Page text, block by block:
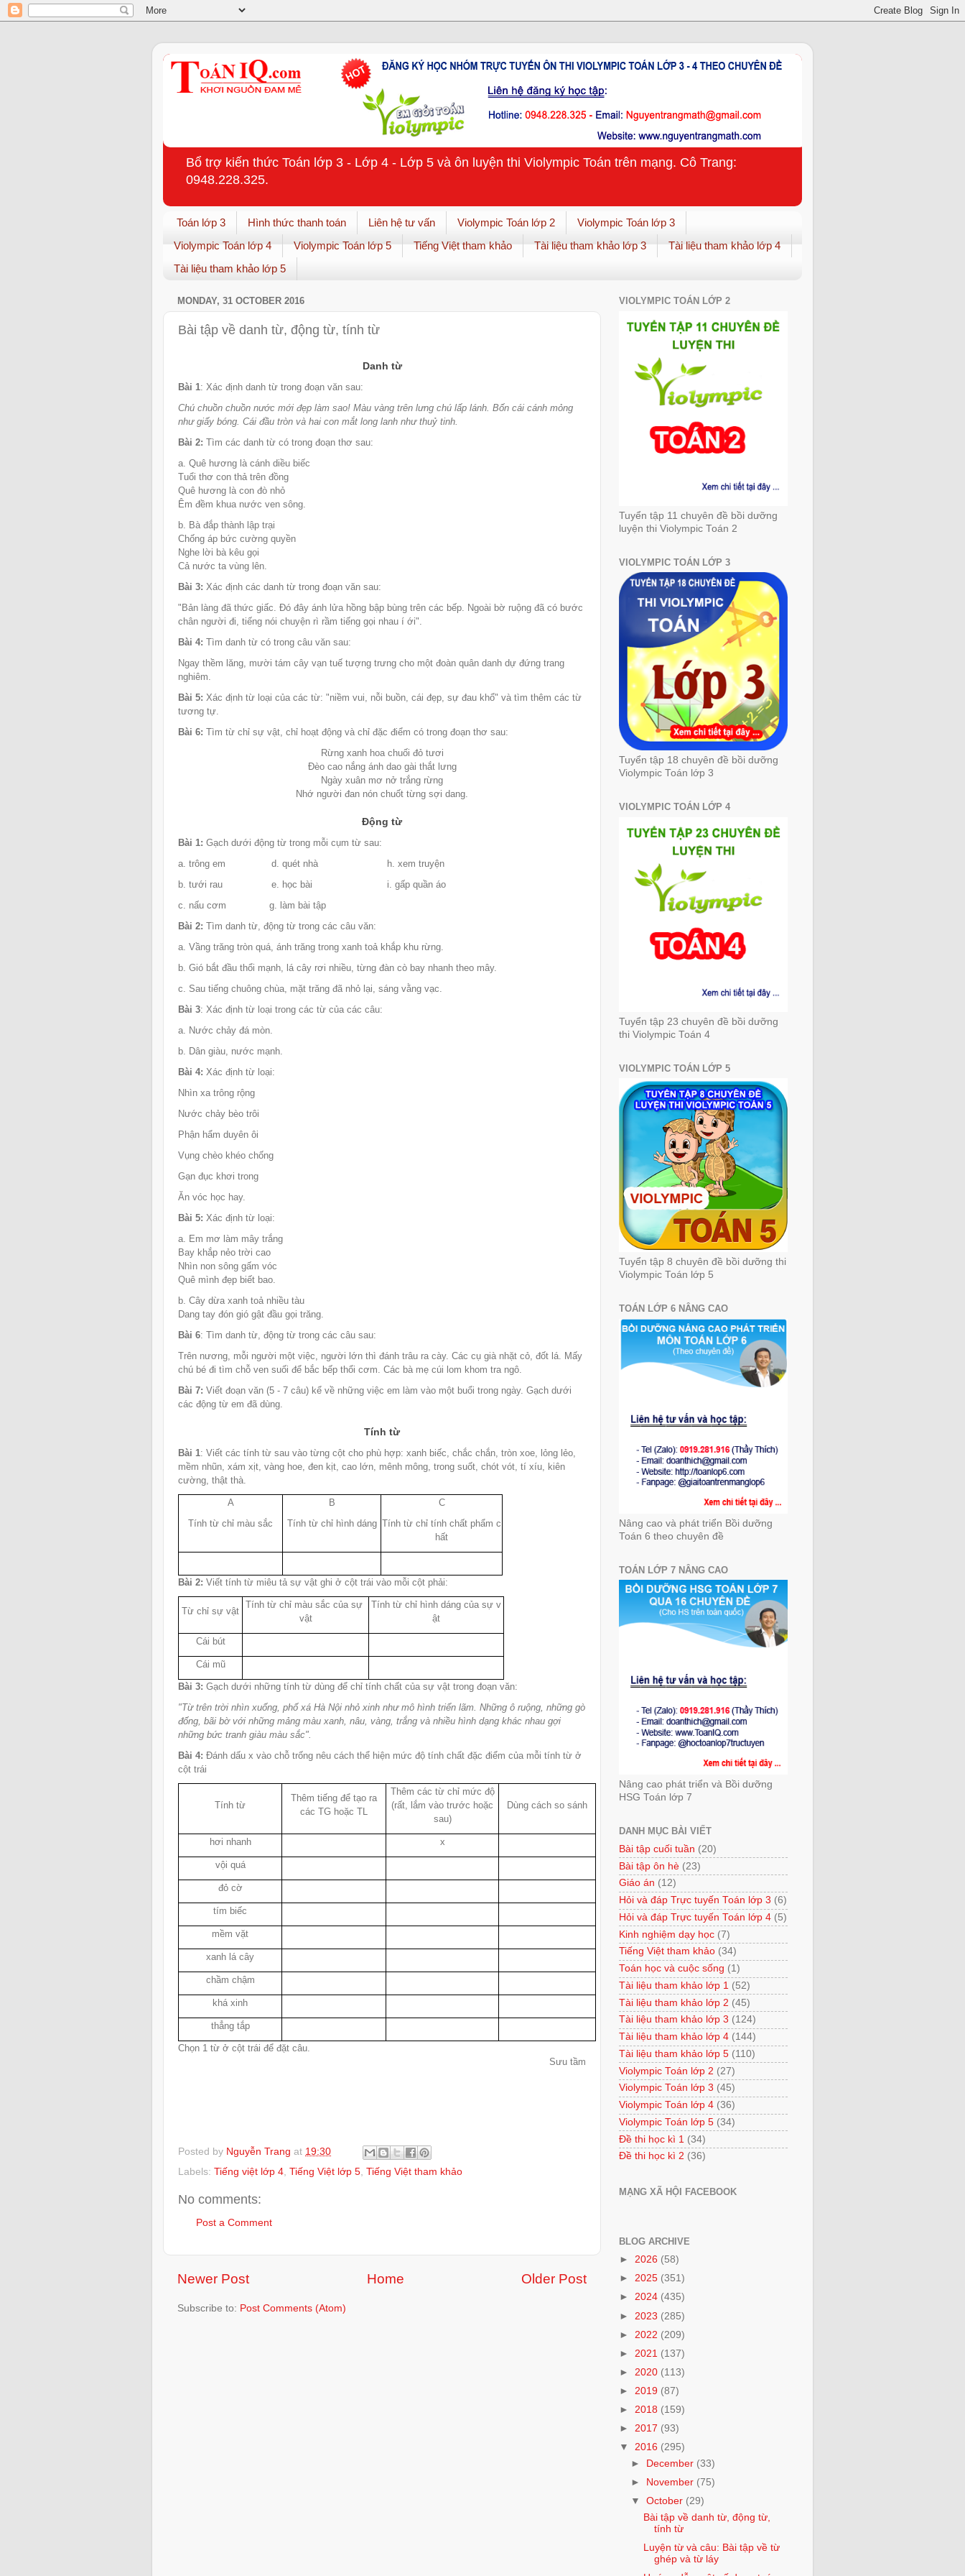
Bổ trợ kiến thức Toán lớp 3 - Lớp 4 - Lớp 5 và ôn luyện thi Violympic Toán trên mạng. Cô Trang:
0948.228.325.
Toán lớp 3 Hình thức thanh toán Liên hệ tư vấn Violympic Toán lớp 2
Violympic Toán lớp 3
Violympic Toán lớp 4
Violympic Toán lớp 5 Tiếng Việt tham khảo Tài liệu tham khảo lớp 3
Tài liệu tham khảo lớp 4
Tài liệu tham khảo lớp 5
MONDAY, 31 OCTOBER 2016
Bài tập về danh từ, động từ, tính từ
Danh từ
Bài 1: Xác định danh từ trong đoạn văn sau:
Chú chuồn chuồn nước mới đẹp làm sao! Màu vàng trên lưng chú lấp lánh. Bốn cái cánh mỏng
như giấy bóng. Cái đầu tròn và hai con mắt long lanh như thuỷ tinh.
Bài 2: Tìm các danh từ có trong đoạn thơ sau:
a. Quê hương là cánh diều biếc
Tuổi thơ con thả trên đồng
Quê hương là con đò nhỏ
Êm đềm khua nước ven sông.
b. Bà đắp thành lập trại
Chống áp bức cường quyền
Nghe lời bà kêu gọi
Cả nước ta vùng lên.
Bài 3: Xác định các danh từ trong đoạn văn sau:
"Bản làng đã thức giấc. Đó đây ánh lửa hồng bập bùng trên các bếp. Ngoài bờ ruộng đã có bước
chân người đi, tiếng nói chuyện rì rầm tiếng gọi nhau í ới".
Bài 4: Tìm danh từ có trong câu văn sau:
Ngay thềm lăng, mười tám cây vạn tuế tượng trưng cho một đoàn quân danh dự đứng trang
nghiêm.
Bài 5: Xác định từ loại của các từ: "niềm vui, nỗi buồn, cái đẹp, sự đau khổ" và tìm thêm các từ
tương tự.
Bài 6: Tìm từ chỉ sự vật, chỉ hoạt động và chỉ đặc điểm có trong đoạn thơ sau:
Rừng xanh hoa chuối đỏ tươi
Đèo cao nắng ánh dao gài thắt lưng
Ngày xuân mơ nở trắng rừng
Nhớ người đan nón chuốt từng sợi dang.
Động từ
Bài 1: Gạch dưới động từ trong mỗi cụm từ sau:
a. trông em d. quét nhà h. xem truyện
b. tưới rau e. học bài i. gấp quần áo
c. nấu cơm g. làm bài tập
Bài 2: Tìm danh từ, động từ trong các câu văn:
a. Vầng trăng tròn quá, ánh trăng trong xanh toả khắp khu rừng.
b. Gió bắt đầu thổi mạnh, lá cây rơi nhiều, từng đàn cò bay nhanh theo mây.
c. Sau tiếng chuông chùa, mặt trăng đã nhỏ lại, sáng vằng vạc.
Bài 3: Xác định từ loại trong các từ của các câu:
a. Nước chảy đá mòn.
b. Dân giàu, nước mạnh.
Bài 4: Xác định từ loại:
Nhìn xa trông rộng
Nước chảy bèo trôi
Phận hẩm duyên ôi
Vụng chèo khéo chống
Gạn đục khơi trong
Ăn vóc học hay.
Bài 5: Xác định từ loại:
a. Em mơ làm mây trắng
Bay khắp nẻo trời cao
Nhìn non sông gấm vóc
Quê mình đẹp biết bao.
b. Cây dừa xanh toả nhiều tàu
Dang tay đón gió gật đầu gọi trăng.
Bài 6: Tìm danh từ, động từ trong các câu sau:
Trên nương, mỗi người một việc, người lớn thì đánh trâu ra cày. Các cụ già nhặt cỏ, đốt lá. Mấy
chú bé đi tìm chỗ ven suối để bắc bếp thổi cơm. Các bà mẹ cúi lom khom tra ngô.
Bài 7: Viết đoạn văn (5 - 7 câu) kể về những việc em làm vào một buổi trong ngày. Gạch dưới
các động từ em đã dùng.
Tính từ
Bài 1: Viết các tính từ sau vào từng cột cho phù hợp: xanh biếc, chắc chắn, tròn xoe, lỏng lẻo,
mềm nhũn, xám xịt, vàng hoe, đen kịt, cao lớn, mênh mông, trong suốt, chót vót, tí xíu, kiên
cường, thật thà.
A
Tính từ chỉ màu sắc
B
Tính từ chỉ hình dáng
C
Tính từ chỉ tính chất phẩm c
hất
Bài 2: Viết tính từ miêu tả sự vật ghi ở cột trái vào mỗi cột phải:
Từ chỉ sự vật
Tính từ chỉ màu sắc của sự
vật
Tính từ chỉ hình dáng của sự v
ật
Cái bút
Cái mũ
Bài 3: Gạch dưới những tính từ dùng để chỉ tính chất của sự vật trong đoạn văn:
"Từ trên trời nhìn xuống, phố xá Hà Nội nhỏ xinh như mô hình triển lãm. Những ô ruộng, những gò
đống, bãi bờ với những mảng màu xanh, nâu, vàng, trắng và nhiều hình dạng khác nhau gợi
những bức tranh giàu màu sắc".
Bài 4: Đánh dấu x vào chỗ trống nêu cách thể hiện mức độ tính chất đặc điểm của mỗi tính từ ở
cột trái
Tính từ
Thêm tiếng để tạo ra
các TG hoặc TL
Thêm các từ chỉ mức độ
(rất, lắm vào trước hoặc
sau)
Dùng cách so sánh
hơi nhanh x
vội quá
đỏ cờ
tím biếc
mềm vặt
xanh lá cây
chầm chậm
khá xinh
thẳng tắp
Chọn 1 từ ở cột trái để đặt câu.
Sưu tầm
Posted by Nguyễn Trang at 19:30
Labels: Tiếng việt lớp 4 Tiếng Việt lớp 5 Tiếng Việt tham khảo
No comments:
Post a Comment
Newer Post Older Post
Home
Subscribe to: Post Comments (Atom)
VIOLYMPIC TOÁN LỚP 2
Tuyển tập 11 chuyên đề bồi dưỡng
luyện thi Violympic Toán 2
VIOLYMPIC TOÁN LỚP 3
Tuyển tập 18 chuyên đề bồi dưỡng
Violympic Toán lớp 3
VIOLYMPIC TOÁN LỚP 4
Tuyển tập 23 chuyên đề bồi dưỡng
thi Violympic Toán 4
VIOLYMPIC TOÁN LỚP 5
Tuyển tập 8 chuyên đề bồi dưỡng thi
Violympic Toán lớp 5
TOÁN LỚP 6 NÂNG CAO
Nâng cao và phát triển Bồi dưỡng
Toán 6 theo chuyên đề
TOÁN LỚP 7 NÂNG CAO
Nâng cao phát triển và Bồi dưỡng
HSG Toán lớp 7
DANH MỤC BÀI VIẾT
Bài tập cuối tuần (20)
Bài tập ôn hè (23)
Giáo án (12)
Hỏi và đáp Trực tuyến Toán lớp 3 (6)
Hỏi và đáp Trực tuyến Toán lớp 4 (5)
Kinh nghiệm dạy học (7)
Tiếng Việt tham khảo (34)
Toán học và cuộc sống (1)
Tài liệu tham khảo lớp 1 (52)
Tài liệu tham khảo lớp 2 (45)
Tài liệu tham khảo lớp 3 (124)
Tài liệu tham khảo lớp 4 (144)
Tài liệu tham khảo lớp 5 (110)
Violympic Toán lớp 2 (27)
Violympic Toán lớp 3 (45)
Violympic Toán lớp 4 (36)
Violympic Toán lớp 5 (34)
Đề thi học kì 1 (34)
Đề thi học kì 2 (36)
MẠNG XÃ HỘI FACEBOOK
BLOG ARCHIVE
► 2026 (58)
► 2025 (351)
► 2024 (435)
► 2023 (285)
► 2022 (209)
► 2021 (137)
► 2020 (113)
► 2019 (87)
► 2018 (159)
► 2017 (93)
▼ 2016 (295)
►
December (33)
►
November (75)
▼October (29)
Bài tập về danh từ, động từ,
tính từ
Luyện từ và câu: Bài tập về từ
ghép và từ láy